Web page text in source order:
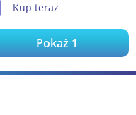
Kup teraz
Pokaż1